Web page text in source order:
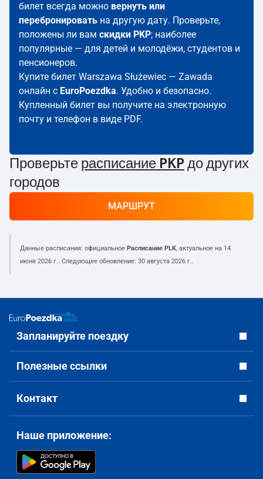
билет всегда можно вернуть или
перебронировать на другую дату. Проверьте,
положены ли вам скидки PKP; наиболее
популярные — для детей и молодёжи, студентов и
пенсионеров.
Купите билет Warszawa Służewiec — Zawada
онлайн с EuroPoezdka. Удобно и безопасно.
Купленный билет вы получите на электронную
почту и телефон в виде PDF.
Проверьте расписание PKP до других
городов
МАРШРУТ
Данные расписания: официальное Расписание PLK, актуальное на 14
июня 2026 г.. Следующее обновление: 30 августа 2026 г..
Запланируйте поездку
Полезные ссылки
Контакт
Наше приложение: